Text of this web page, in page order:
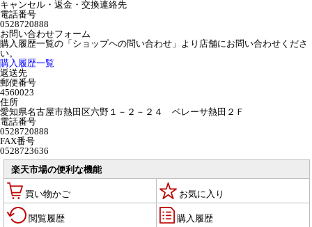
キャンセル・返金・交換連絡先
電話番号
0528720888
お問い合わせフォーム
購入履歴一覧の「ショップヘの問い合わせ」より店舗にお問い合わせくださ
い。
購入履歴一覧
返送先
郵便番号
4560023
住所
愛知県名古屋市熱田区六野１－２－２４ ベレーサ熱田２Ｆ
電話番号
0528720888
FAX番号
0528723636
楽天市場の便利な機能
買い物かご お気に入り
閲覧履歴 購入履歴